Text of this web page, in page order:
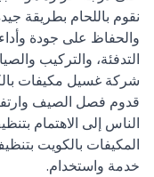
نقوم باللحام بطريقة
والحفاظ على جودة وأداء
التدفئة، والتركيب
شركة غسيل مكيفات
قدوم فصل الصيف
الناس إلى الاهتمام
المكيفات بالكويت
خدمة واستخدام.